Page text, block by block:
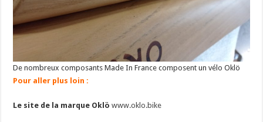
De nombreux composants Made In France composent un vélo Oklö
Pour aller plus loin :
Le site de la marque Oklö www.oklo.bike